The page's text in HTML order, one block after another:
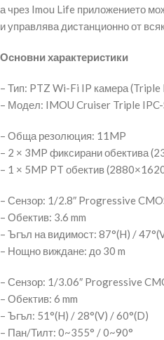
а чрез Imou Life приложението
и управлява дистанционно от
Основни характеристики
– Тип: PTZ Wi-Fi IP камера (Triple
– Модел: IMOU Cruiser Triple
– Обща резолюция: 11MP
– 2 × 3MP фиксирани обектива
– 1 × 5MP PT обектив
– Сензор: 1/2.8″ Progressive
– Обектив: 3.6 mm
– Ъгъл на видимост: 87°(H) /
– Нощно виждане: до 30 m
– Сензор: 1/3.06″ Progressive
– Обектив: 6 mm
– Ъгъл: 51°(H) / 28°(V) / 60°(D)
– Пан/Тилт: 0~355° / 0~90°